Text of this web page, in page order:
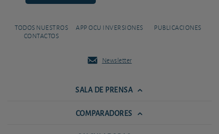
TODOS NUESTROS
CONTACTOS
APP OCU INVERSIONES PUBLICACIONES
Newsletter
SALA DE PRENSA
COMPARADORES